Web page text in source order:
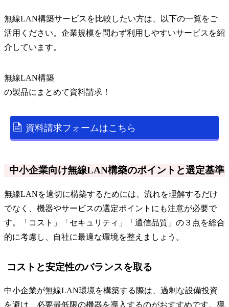
無線LAN構築サービスを比較したい方は、以下の一覧をご
活用ください。企業規模を問わず利用しやすいサービスを紹
介しています。
無線LAN構築
の製品にまとめて資料請求！
資料請求フォームはこちら
中小企業向け無線LAN構築のポイントと選定基準
無線LANを適切に構築するためには、流れを理解するだけ
でなく、機器やサービスの選定ポイントにも注意が必要で
す。「コスト」「セキュリティ」「通信品質」の３点を総合
的に考慮し、自社に最適な環境を整えましょう。
コストと安定性のバランスを取る
中小企業が無線LAN環境を構築する際は、過剰な設備投資
を避け、必要最低限の機器を導入するのがおすすめです。導